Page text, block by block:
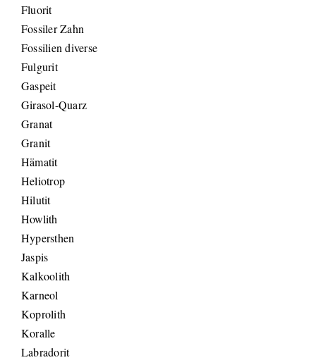
Fluorit
Fossiler Zahn
Fossilien diverse
Fulgurit
Gaspeit
Girasol-Quarz
Granat
Granit
Hämatit
Heliotrop
Hilutit
Howlith
Hypersthen
Jaspis
Kalkoolith
Karneol
Koprolith
Koralle
Labradorit